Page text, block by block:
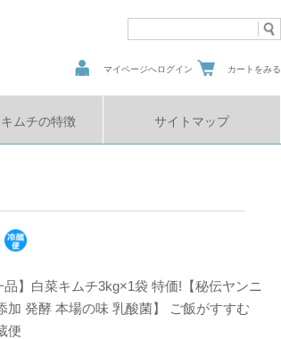
マイページへログイン カートをみる
ムチの特徴 サイトマップ
品】白菜キムチ3kg×1袋 特価!【秘伝ヤンニ
加 発酵 本場の味 乳酸菌】 ご飯がすすむ
便